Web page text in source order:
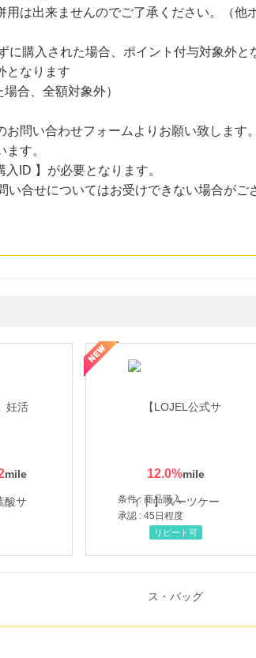
は出来ませんのでご了承ください。（他
購入された場合、ポイント付与対象外と
となります
合、全額対象外）
問い合わせフォームよりお願い致します
す。
ID 】が必要となります。
合せについてはお受けできない場合がご
12.0%
条件 : 商品購入
承認 : 45日程度
リピート可
現！ブランド品・貴金属の無料査定